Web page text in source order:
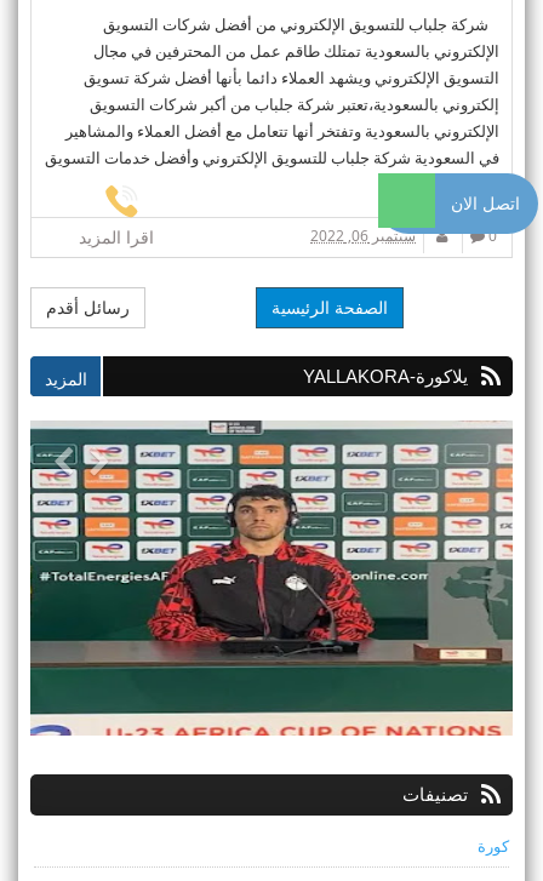
شركة جلباب للتسويق الإلكتروني من أفضل شركات التسويق
الإلكتروني بالسعودية تمتلك طاقم عمل من المحترفين في مجال
التسويق الإلكتروني ويشهد العملاء دائما بأنها أفضل شركة تسويق
إلكتروني بالسعودية،تعتبر شركة جلباب من أكبر شركات التسويق
الإلكتروني بالسعودية وتفتخر أنها تتعامل مع أفضل العملاء والمشاهير
في السعودية شركة جلباب للتسويق الإلكتروني وأفضل خدمات التسويق
اقرا المزيد 0 سبتمبر 06, 2022
رسائل أقدم الصفحة الرئيسية
يلاكورة-YALLAKORA
تصنيفات
كورة
اتصل الان